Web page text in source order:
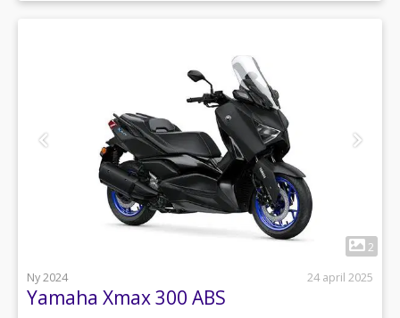
2
Ny 2024
24 april 2025
Yamaha Xmax 300 ABS